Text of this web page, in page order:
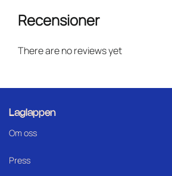
Recensioner
There are no reviews yet
Laglappen
Om oss
Press